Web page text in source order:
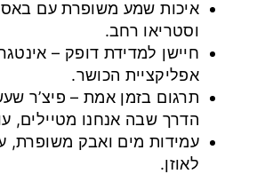
איכות שמע משופרת עם
וסטריאו רחב.
חיישן למדידת דופק –
אפליקציית הכושר.
תרגום בזמן אמת – פיצ’ר
הדרך שבה אנחנו מטיילים,
עמידות מים ואבק משופרת,
לאוזן.